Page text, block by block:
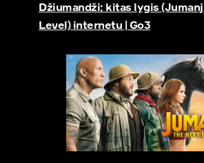
Džiumandži: kitas lygis
Level) internetu | Go3